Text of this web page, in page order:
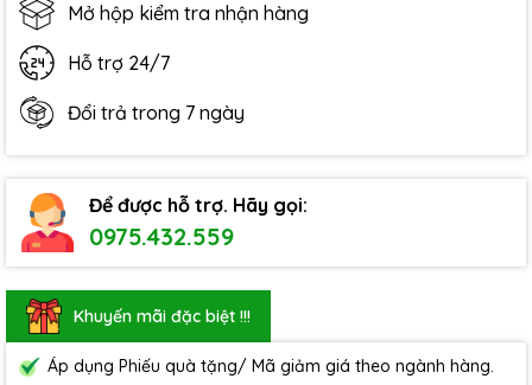
Mở hộp kiểm tra nhận hàng
Hỗ trợ 24/7
Đổi trả trong 7 ngày
Để được hỗ trợ. Hãy gọi:
0975.432.559
Khuyến mãi đặc biệt !!!
Áp dụng Phiếu quà tặng/ Mã giảm giá theo ngành hàng.